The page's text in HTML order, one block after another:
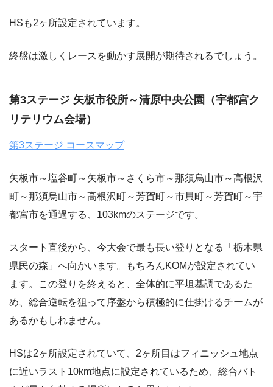
HSも2ヶ所設定されています。
終盤は激しくレースを動かす展開が期待されるでしょう。
第3ステージ 矢板市役所～清原中央公園（宇都宮ク
リテリウム会場）
第3ステージ コースマップ
矢板市～塩谷町～矢板市～さくら市～那須烏山市～高根沢
町～那須烏山市～高根沢町～芳賀町～市貝町～芳賀町～宇
都宮市を通過する、103kmのステージです。
スタート直後から、今大会で最も長い登りとなる「栃木県
県民の森」へ向かいます。もちろんKOMが設定されてい
ます。この登りを終えると、全体的に平坦基調であるた
め、総合逆転を狙って序盤から積極的に仕掛けるチームが
あるかもしれません。
HSは2ヶ所設定されていて、2ヶ所目はフィニッシュ地点
に近いラスト10km地点に設定されているため、総合バト